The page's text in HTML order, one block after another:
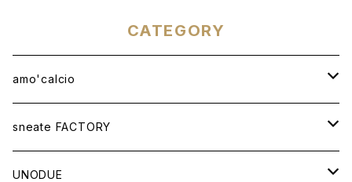
CATEGORY
amo'calcio
APPAREL
T-SHIRT
BAG
sneate FACTORY
ORIGINAL DESIGN
UNODUE